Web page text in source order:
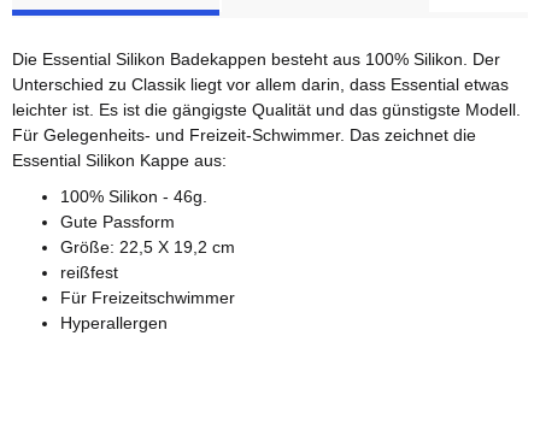
Die Essential Silikon Badekappen besteht aus 100% Silikon. Der
Unterschied zu Classik liegt vor allem darin, dass Essential etwas
leichter ist. Es ist die gängigste Qualität und das günstigste Modell.
Für Gelegenheits- und Freizeit-Schwimmer. Das zeichnet die
Essential Silikon Kappe aus:
100% Silikon - 46g.
Gute Passform
Größe: 22,5 X 19,2 cm
reißfest
Für Freizeitschwimmer
Hyperallergen